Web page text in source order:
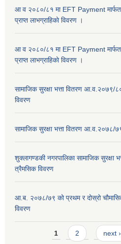
आ व २०८०/८१ मा EFT Payment मार्फत
प्राप्त लाभग्राहिकाे विवरण ।
आ व २०८०/८१ मा EFT Payment मार्फत
प्राप्त लाभग्राहिकाे विवरण ।
सामाजिक सुरक्षा भत्ता वितरण आ.व.२०७९/
विवरण
सामाजिक सुरक्षा भत्ता वितरण आ.व.२०७८/
शुक्लागण्डकी नगरपालिका सामाजिक
त्रैमसिक विवरण
आ.ब. २०७८/७९ को प्रथम र दोस्रो चौमासिक
विवरण
Pages1 2 next ›